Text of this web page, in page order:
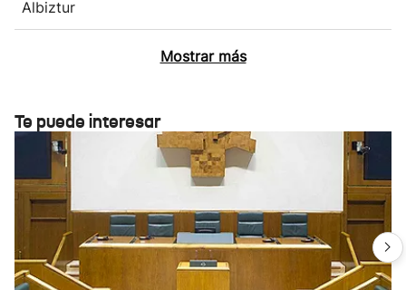
Albiztur
Mostrar más
Te puede interesar